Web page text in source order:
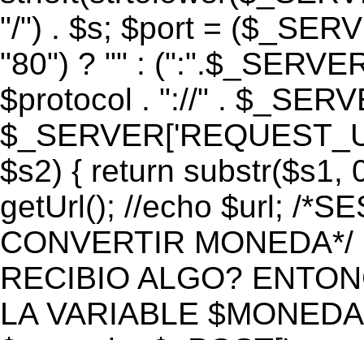
"/") . $s; $port =
"80") ? "" :
$protocol . "://" .
$s2) { return substr($s1,
getUrl(); //echo $url; /
CONVERTIR
RECIBIO ALGO?
LA VARIABLE